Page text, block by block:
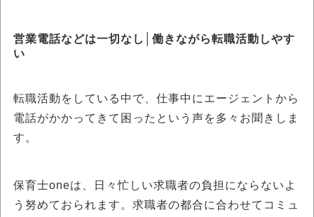
営業電話などは一切なし│働きながら転職活動しやす
い
転職活動をしている中で、仕事中にエージェントから
電話がかかってきて困ったという声を多々お聞きしま
す。
保育士oneは、日々忙しい求職者の負担にならないよ
う努めておられます。求職者の都合に合わせてコミュ